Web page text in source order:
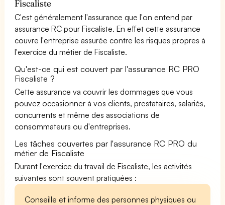
Fiscaliste
C'est généralement l'assurance que l'on entend par
assurance RC pour Fiscaliste. En effet cette assurance
couvre l'entreprise assurée contre les risques propres à
l'exercice du métier de Fiscaliste.
Qu'est-ce qui est couvert par l'assurance RC PRO
Fiscaliste ?
Cette assurance va couvrir les dommages que vous
pouvez occasionner à vos clients, prestataires, salariés,
concurrents et même des associations de
consommateurs ou d'entreprises.
Les tâches couvertes par l'assurance RC PRO du
métier de Fiscaliste
Durant l'exercice du travail de Fiscaliste, les activités
suivantes sont souvent pratiquées :
Conseille et informe des personnes physiques ou